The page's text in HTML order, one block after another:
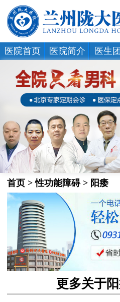
医院首页 医院简介 医生
首页 >性功能障碍> 阳痿
更多关于